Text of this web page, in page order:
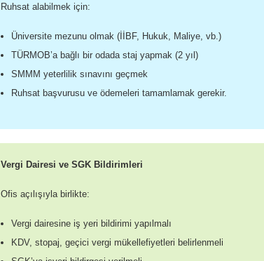
Ruhsat alabilmek için:
Üniversite mezunu olmak (İİBF, Hukuk, Maliye, vb.)
TÜRMOB’a bağlı bir odada staj yapmak (2 yıl)
SMMM yeterlilik sınavını geçmek
Ruhsat başvurusu ve ödemeleri tamamlamak gerekir.
Vergi Dairesi ve SGK Bildirimleri
Ofis açılışıyla birlikte:
Vergi dairesine iş yeri bildirimi yapılmalı
KDV, stopaj, geçici vergi mükellefiyetleri belirlenmeli